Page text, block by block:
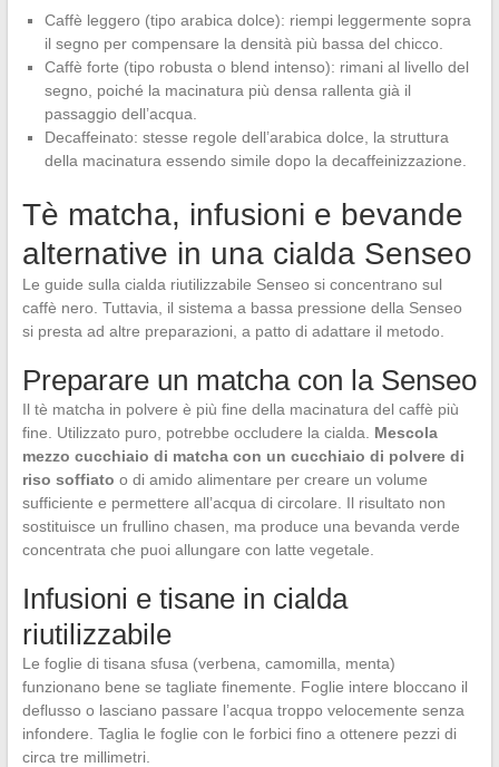
Caffè leggero (tipo arabica dolce): riempi leggermente sopra
il segno per compensare la densità più bassa del chicco.
Caffè forte (tipo robusta o blend intenso): rimani al livello del
segno, poiché la macinatura più densa rallenta già il
passaggio dell’acqua.
Decaffeinato: stesse regole dell’arabica dolce, la struttura
della macinatura essendo simile dopo la decaffeinizzazione.
Tè matcha, infusioni e bevande
alternative in una cialda Senseo
Le guide sulla cialda riutilizzabile Senseo si concentrano sul
caffè nero. Tuttavia, il sistema a bassa pressione della Senseo
si presta ad altre preparazioni, a patto di adattare il metodo.
Preparare un matcha con la Senseo
Il tè matcha in polvere è più fine della macinatura del caffè più
fine. Utilizzato puro, potrebbe occludere la cialda. Mescola
mezzo cucchiaio di matcha con un cucchiaio di polvere di
riso soffiato o di amido alimentare per creare un volume
sufficiente e permettere all’acqua di circolare. Il risultato non
sostituisce un frullino chasen, ma produce una bevanda verde
concentrata che puoi allungare con latte vegetale.
Infusioni e tisane in cialda
riutilizzabile
Le foglie di tisana sfusa (verbena, camomilla, menta)
funzionano bene se tagliate finemente. Foglie intere bloccano il
deflusso o lasciano passare l’acqua troppo velocemente senza
infondere. Taglia le foglie con le forbici fino a ottenere pezzi di
circa tre millimetri.